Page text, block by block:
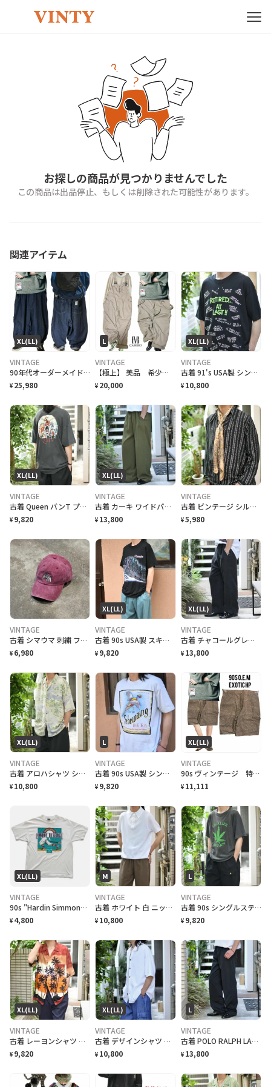
お探しの商品が見つかりませんでした
この商品は出品停止、もしくは削除された可能性があります。
関連アイテム
XL(LL)
VINTAGE
90年代オーダーメイドOEMビックサイズコクーンバレルボトム限定品
¥ 25,980
L
VINTAGE
【極上】 美品 希少 CAMBIO カンビオRAラインクロスバックオーバーオールL
¥ 20,000
XL(LL)
VINTAGE
古着 91's USA製 シングルステッチ 退職記念 Tシャツ プリントTシャツ
¥ 10,800
XL(LL)
VINTAGE
古着 Queen バンT プリントTシャツ Tシャツ 半袖Tシャフェード
¥ 9,820
XL(LL)
VINTAGE
古着 カーキ ワイドパンツ スラックス タックパンツ 緑 グリーン
¥ 13,800
VINTAGE
古着 ビンテージ シルク スカーフ バンダナ ペイズリー柄 ベージュ
¥5,980
VINTAGE
古着 シマウマ 刺繍 フェード 6パネル ベースボールキャップ 帽子 キャップ
¥ 6,980
XL(LL)
VINTAGE
古着 90s USA製 スキーリゾート スーベニアTシャツ プリントTシャツ 黒
¥ 9,820
XL(LL)
VINTAGE
古着 チャコールグレー リネンスラックス スラックス ワイドパンツ タックパンツ
¥ 13,800
XL(LL)
VINTAGE
古着 アロハシャツ シルクシャツ レーヨンシャツ 柄シャツ 総柄シャツ
¥ 10,800
L
VINTAGE
古着 90s USA製 シングルステッチ ビール プロモーション Tシャツ
¥ 9,820
XL(LL)
VINTAGE
90s ヴィンテージ 特注 OEM激レア ハーフパンツ 総柄 美品
¥ 11,111
XL(LL)
VINTAGE
90s "Hardin Simmons University Cowboy Baseball" T-Shirt ハーディン シモンズ大学 カウボーイズベースボール Tシャツ [XL]
¥ 4,800
M
VINTAGE
古着 ホワイト 白 ニットポロ ポロシャツ 半袖ポロシャツ プルオーバー
¥ 10,800
L
VINTAGE
古着 90s シングルステッチ 大麻合法化運動 プリントTシャツ フェード
¥ 9,820
XL(LL)
VINTAGE
古着 レーヨンシャツ アロハシャツ 夕日 半袖シャツ オープンカラーシャツ
¥ 9,820
XL(LL)
VINTAGE
古着 デザインシャツ ニットシャツ 半袖シャツ ホワイト 白 シャツ
¥ 10,800
L
VINTAGE
古着 POLO RALPH LAUREN 黒 チノパン チノ ストレート
¥ 13,800